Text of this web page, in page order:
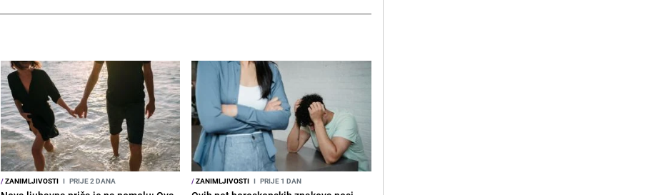
/ZANIMLJIVOSTI I PRIJE 2 DANA /ZANIMLJIVOSTI I PRIJE 1 DAN